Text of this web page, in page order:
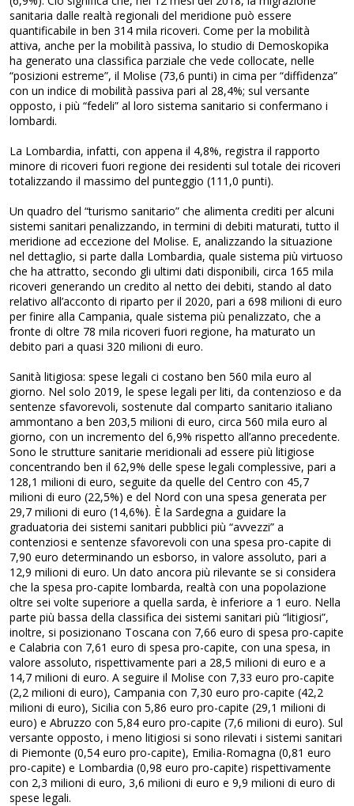
sanitaria dalle realtà regionali del meridione può essere
quantificabile in ben 314 mila ricoveri. Come per la mobilità
attiva, anche per la mobilità passiva, lo studio di Demoskopika
ha generato una classifica parziale che vede collocate, nelle
“posizioni estreme”, il Molise (73,6 punti) in cima per “diffidenza”
con un indice di mobilità passiva pari al 28,4%; sul versante
opposto, i più “fedeli” al loro sistema sanitario si confermano i
lombardi.
La Lombardia, infatti, con appena il 4,8%, registra il rapporto
minore di ricoveri fuori regione dei residenti sul totale dei ricoveri
totalizzando il massimo del punteggio (111,0 punti).
Un quadro del “turismo sanitario” che alimenta crediti per alcuni
sistemi sanitari penalizzando, in termini di debiti maturati, tutto il
meridione ad eccezione del Molise. E, analizzando la situazione
nel dettaglio, si parte dalla Lombardia, quale sistema più virtuoso
che ha attratto, secondo gli ultimi dati disponibili, circa 165 mila
ricoveri generando un credito al netto dei debiti, stando al dato
relativo all’acconto di riparto per il 2020, pari a 698 milioni di euro
per finire alla Campania, quale sistema più penalizzato, che a
fronte di oltre 78 mila ricoveri fuori regione, ha maturato un
debito pari a quasi 320 milioni di euro.
Sanità litigiosa: spese legali ci costano ben 560 mila euro al
giorno. Nel solo 2019, le spese legali per liti, da contenzioso e da
sentenze sfavorevoli, sostenute dal comparto sanitario italiano
ammontano a ben 203,5 milioni di euro, circa 560 mila euro al
giorno, con un incremento del 6,9% rispetto all’anno precedente.
Sono le strutture sanitarie meridionali ad essere più litigiose
concentrando ben il 62,9% delle spese legali complessive, pari a
128,1 milioni di euro, seguite da quelle del Centro con 45,7
milioni di euro (22,5%) e del Nord con una spesa generata per
29,7 milioni di euro (14,6%). È la Sardegna a guidare la
graduatoria dei sistemi sanitari pubblici più “avvezzi” a
contenziosi e sentenze sfavorevoli con una spesa pro-capite di
7,90 euro determinando un esborso, in valore assoluto, pari a
12,9 milioni di euro. Un dato ancora più rilevante se si considera
che la spesa pro-capite lombarda, realtà con una popolazione
oltre sei volte superiore a quella sarda, è inferiore a 1 euro. Nella
parte più bassa della classifica dei sistemi sanitari più “litigiosi”,
inoltre, si posizionano Toscana con 7,66 euro di spesa pro-capite
e Calabria con 7,61 euro di spesa pro-capite, con una spesa, in
valore assoluto, rispettivamente pari a 28,5 milioni di euro e a
14,7 milioni di euro. A seguire il Molise con 7,33 euro pro-capite
(2,2 milioni di euro), Campania con 7,30 euro pro-capite (42,2
milioni di euro), Sicilia con 5,86 euro pro-capite (29,1 milioni di
euro) e Abruzzo con 5,84 euro pro-capite (7,6 milioni di euro). Sul
versante opposto, i meno litigiosi si sono rilevati i sistemi sanitari
di Piemonte (0,54 euro pro-capite), Emilia-Romagna (0,81 euro
pro-capite) e Lombardia (0,98 euro pro-capite) rispettivamente
con 2,3 milioni di euro, 3,6 milioni di euro e 9,9 milioni di euro di
spese legali.